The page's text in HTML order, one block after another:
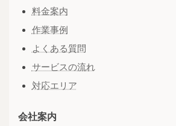
料金案内
作業事例
よくある質問
サービスの流れ
対応エリア
会社案内